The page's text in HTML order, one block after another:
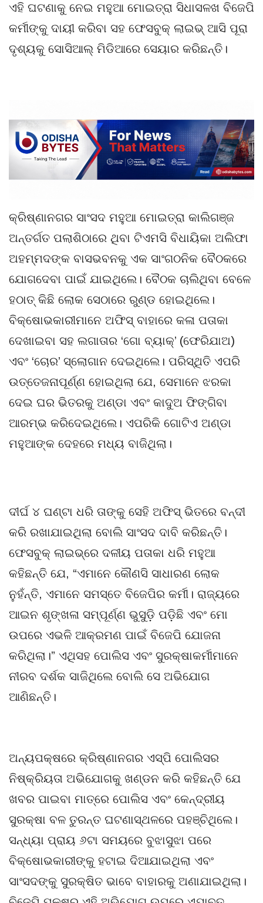
ଏହି ଘଟଣାକୁ ନେଇ ମହୁଆ ମୋଇତ୍ରା ସିଧାସଳଖ ବିଜେପି
କର୍ମୀଙ୍କୁ ଦାୟୀ କରିବା ସହ ଫେସବୁକ୍ ଲାଇଭ୍ ଆସି ପୂରା
ଦୃଶ୍ୟକୁ ସୋସିଆଲ୍ ମିଡିଆରେ ସେୟାର କରିଛନ୍ତି।
କ୍ରିଷ୍ଣାନଗର ସାଂସଦ ମହୁଆ ମୋଇତ୍ରା କାଲିଗଞ୍ଜ
ଅନ୍ତର୍ଗତ ପଲାଶିଠାରେ ଥିବା ଟିଏମସି ବିଧାୟିକା ଅଲିଫା
ଅହମ୍ମଦଙ୍କ ବାସଭବନକୁ ଏକ ସାଂଗଠନିକ ବୈଠକରେ
ଯୋଗଦେବା ପାଇଁ ଯାଇଥିଲେ। ବୈଠକ ଚାଲିଥିବା ବେଳେ
ହଠାତ୍ କିଛି ଲୋକ ସେଠାରେ ରୁଣ୍ଡ ହୋଇଥିଲେ।
ବିକ୍ଷୋଭକାରୀମାନେ ଅଫିସ୍ ବାହାରେ କଳା ପତାକା
ଦେଖାଇବା ସହ ଲଗାତାର ‘ଗୋ ବ୍ୟାକ୍’ (ଫେରିଯାଅ)
ଏବଂ ‘ଚୋର’ ସ୍ଲୋଗାନ ଦେଇଥିଲେ। ପରିସ୍ଥିତି ଏପରି
ଉତ୍ତେଜନାପୂର୍ଣ୍ଣ ହୋଇଥିଲା ଯେ, ସେମାନେ ଝରକା
ଦେଇ ଘର ଭିତରକୁ ଅଣ୍ଡା ଏବଂ କାଦୁଅ ଫିଙ୍ଗିବା
ଆରମ୍ଭ କରିଦେଇଥିଲେ। ଏପରିକି ଗୋଟିଏ ଅଣ୍ଡା
ମହୁଆଙ୍କ ଦେହରେ ମଧ୍ୟ ବାଜିଥିଲା।
ଦୀର୍ଘ ୪ ଘଣ୍ଟା ଧରି ତାଙ୍କୁ ସେହି ଅଫିସ୍ ଭିତରେ ବନ୍ଦୀ
କରି ରଖାଯାଇଥିଲା ବୋଲି ସାଂସଦ ଦାବି କରିଛନ୍ତି।
ଫେସବୁକ୍ ଲାଇଭ୍‌ରେ ଦଳୀୟ ପତାକା ଧରି ମହୁଆ
କହିଛନ୍ତି ଯେ, “ଏମାନେ କୌଣସି ସାଧାରଣ ଲୋକ
ନୁହଁନ୍ତି, ଏମାନେ ସମସ୍ତେ ବିଜେପିର କର୍ମୀ। ରାଜ୍ୟରେ
ଆଇନ ଶୃଙ୍ଖଳା ସମ୍ପୂର୍ଣ୍ଣ ଭୁସୁଡ଼ି ପଡ଼ିଛି ଏବଂ ମୋ
ଉପରେ ଏଭଳି ଆକ୍ରମଣ ପାଇଁ ବିଜେପି ଯୋଜନା
କରିଥିଲା।” ଏଥିସହ ପୋଲିସ ଏବଂ ସୁରକ୍ଷାକର୍ମୀମାନେ
ନୀରବ ଦର୍ଶକ ସାଜିଥିଲେ ବୋଲି ସେ ଅଭିଯୋଗ
ଆଣିଛନ୍ତି।
ଅନ୍ୟପକ୍ଷରେ କ୍ରିଷ୍ଣାନଗର ଏସ୍‌ପି ପୋଲିସର
ନିଷ୍କ୍ରିୟତା ଅଭିଯୋଗକୁ ଖଣ୍ଡନ କରି କହିଛନ୍ତି ଯେ
ଖବର ପାଇବା ମାତ୍ରେ ପୋଲିସ ଏବଂ କେନ୍ଦ୍ରୀୟ
ସୁରକ୍ଷା ବଳ ତୁରନ୍ତ ଘଟଣାସ୍ଥଳରେ ପହଞ୍ଚିଥିଲେ।
ସନ୍ଧ୍ୟା ପ୍ରାୟ ୬ଟା ସମୟରେ ବୁଝାସୁଝା ପରେ
ବିକ୍ଷୋଭକାରୀଙ୍କୁ ହଟାଇ ଦିଆଯାଇଥିଲା ଏବଂ
ସାଂସଦଙ୍କୁ ସୁରକ୍ଷିତ ଭାବେ ବାହାରକୁ ଅଣାଯାଇଥିଲା।